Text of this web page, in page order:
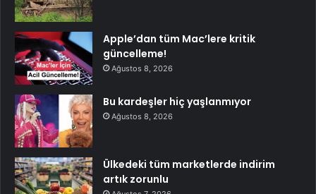
Apple’dan tüm Mac’lere kritik
güncelleme!
Ağustos 8, 2026
Bu kardeşler hiç yaşlanmıyor
Ağustos 8, 2026
Ülkedeki tüm marketlerde indirim
artık zorunlu